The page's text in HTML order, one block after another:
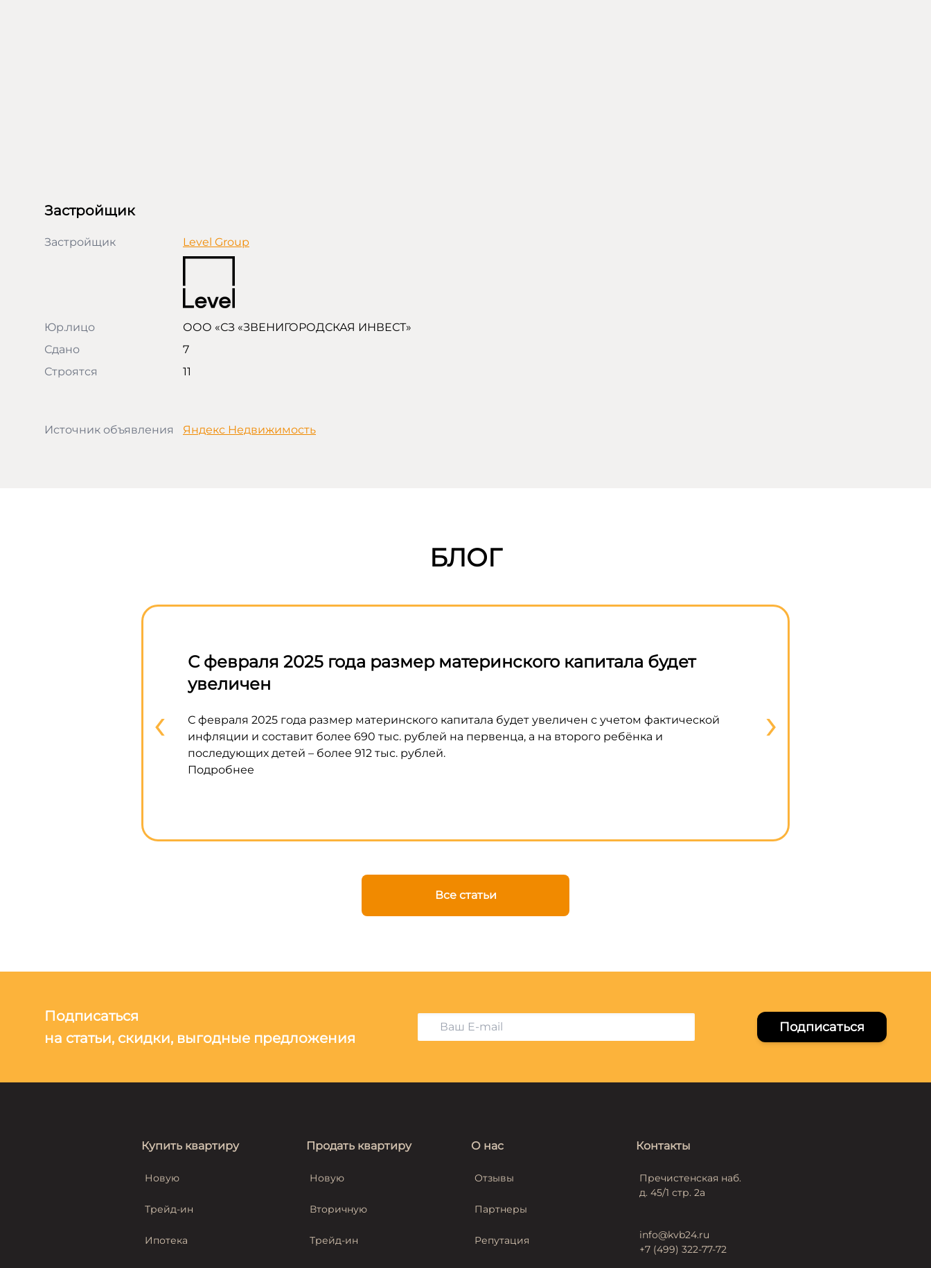
Застройщик
Застройщик Level Group
Юр.лицо
ООО «СЗ «ЗВЕНИГОРОДСКАЯ ИНВЕСТ»
Сдано
7
Строятся
11
Источник объявления Яндекс Недвижимость
БЛОГ
С февраля 2025 года размер материнского капитала будет
увеличен
С февраля 2025 года размер материнского капитала будет увеличен с учетом фактической
инфляции и составит более 690 тыс. рублей на первенца, а на второго ребёнка и
последующих детей – более 912 тыс. рублей.
Подробнее
В правительстве закрепили
строительства
‹ ›
Все статьи
Подписаться
на статьи, скидки, выгодные предложения
Подписаться
Купить квартиру
Новую
Трейд-ин
Ипотека
Продать квартиру
Новую
Вторичную
Трейд-ин
О нас
Отзывы
Партнеры
Репутация
Контакты
Пречистенская наб.
д. 45/1 стр. 2а
info@kvb24.ru
+7 (499) 322-77-72